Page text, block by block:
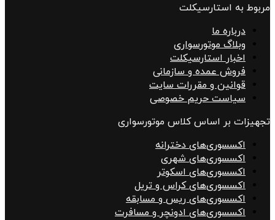
مربوط به استارسیکلت
درباره ما
وبلاگ موتورسواری
اخبار استارسیکلت
فروش عمده و سازمانی
قوانین و مقررات سایت
سیاست حریم خصوصی
تجهیزات بر اساس کلاس موتورسواری
اکسسوری‌های دخترانه
اکسسوری‌های شهری
اکسسوری‌های اسکوتر
اکسسوری‌های کراس و تریل
اکسسوری‌های ریس و مسابقه
اکسسوری‌های ادونچر و مسافرت